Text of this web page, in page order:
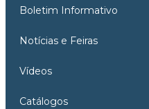
Boletim Informativo
Notícias e Feiras
Vídeos
Catálogos